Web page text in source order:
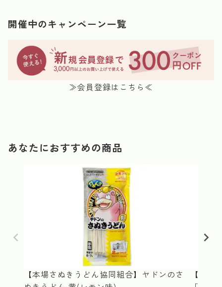
開催中のキャンペーン一覧
≫会員登録はこちら≪
あなたにおすすめの商品
【本場さぬきうどん協同組合】ヤドンのさ
【(株)